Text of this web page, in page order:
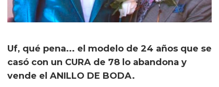
Uf, qué pena... el modelo de 24 años que se
casó con un CURA de 78 lo abandona y
vende el ANILLO DE BODA.